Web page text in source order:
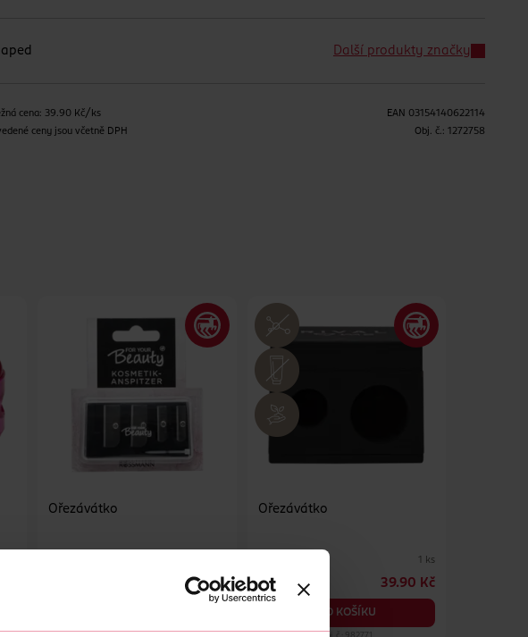
Další produkty značky
cena: 39.90 Kč/ks
ceny jsou včetně DPH
EAN 03154140622114
Obj. č.: 1272758
Ořezávátko
49.90 Kč
Ořezávátko
1 ks
39.90 Kč
DO KOŠÍKU